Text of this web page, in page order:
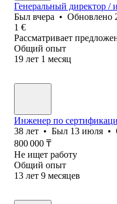
Генеральный директор /
Был вчера • Обновлено
1 €
Рассматривает
Общий опыт
19 лет 1 месяц
Инженер по
38 лет • Был 13 июля •
800 000 ₸
Не ищет работу
Общий опыт
13 лет 9 месяцев